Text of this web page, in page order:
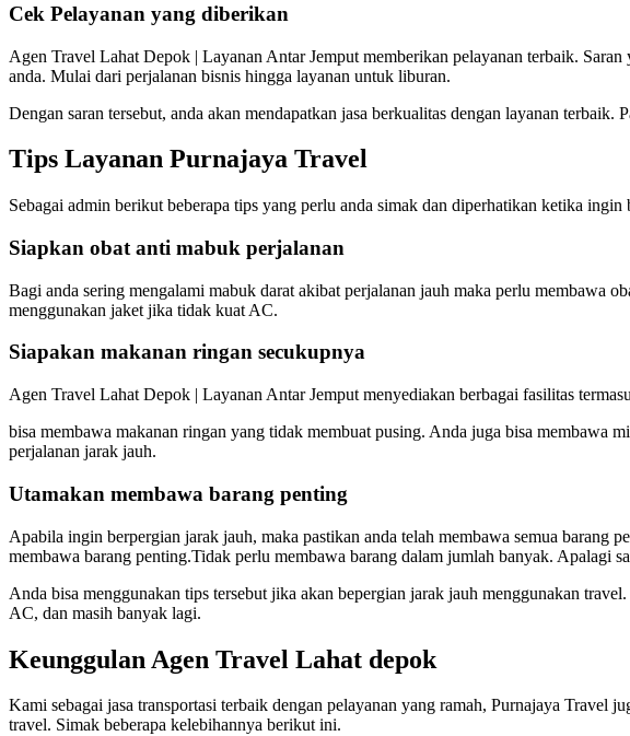
Cek Pelayanan yang diberikan
Agen Travel Lahat Depok | Layanan Antar Jemput memberikan pelayanan terbaik.
anda. Mulai dari perjalanan bisnis hingga layanan untuk liburan.
Dengan saran tersebut, anda akan mendapatkan jasa berkualitas dengan layanan
Tips Layanan Purnajaya Travel
Sebagai admin berikut beberapa tips yang perlu anda simak dan diperhatikan ketika
Siapkan obat anti mabuk perjalanan
Bagi anda sering mengalami mabuk darat akibat perjalanan jauh maka perlu membawa
menggunakan jaket jika tidak kuat AC.
Siapakan makanan ringan secukupnya
Agen Travel Lahat Depok | Layanan Antar Jemput menyediakan berbagai fasilitas
bisa membawa makanan ringan yang tidak membuat pusing. Anda juga bisa membawa
perjalanan jarak jauh.
Utamakan membawa barang penting
Apabila ingin berpergian jarak jauh, maka pastikan anda telah membawa semua
membawa barang penting.Tidak perlu membawa barang dalam jumlah banyak. Apalagi
Anda bisa menggunakan tips tersebut jika akan bepergian jarak jauh menggunakan
AC, dan masih banyak lagi.
Keunggulan Agen Travel Lahat depok
Kami sebagai jasa transportasi terbaik dengan pelayanan yang ramah, Purnajaya
travel. Simak beberapa kelebihannya berikut ini.